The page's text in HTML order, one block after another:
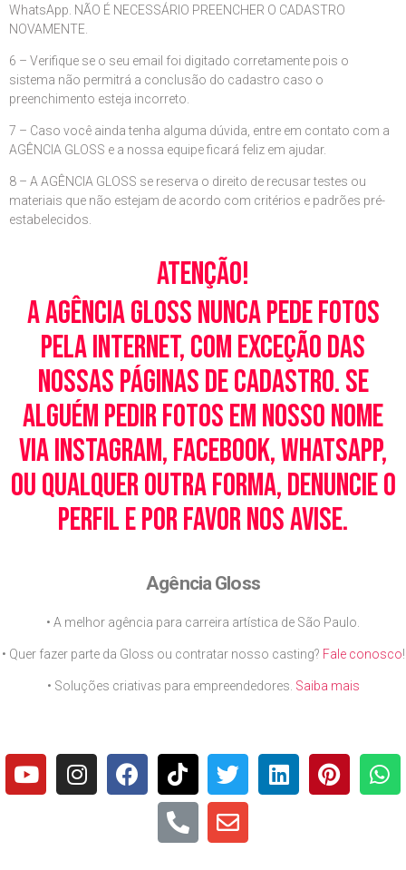
WhatsApp. NÃO É NECESSÁRIO PREENCHER O CADASTRO
NOVAMENTE.
6 – Verifique se o seu email foi digitado corretamente pois o
sistema não permitrá a conclusão do cadastro caso o
preenchimento esteja incorreto.
7 – Caso você ainda tenha alguma dúvida, entre em contato com a
AGÊNCIA GLOSS e a nossa equipe ficará feliz em ajudar.
8 – A AGÊNCIA GLOSS se reserva o direito de recusar testes ou
materiais que não estejam de acordo com critérios e padrões pré-
estabelecidos.
Atenção!
A Agência Gloss nunca pede fotos
pela Internet, com exceção das
nossas páginas de cadastro. Se
alguém pedir fotos em nosso nome
via Instagram, Facebook, WhatsApp,
ou qualquer outra forma, denuncie o
perfil e por favor nos avise.
Agência Gloss
• A melhor agência para carreira artística de São Paulo.
• Quer fazer parte da Gloss ou contratar nosso casting? Fale conosco!
• Soluções criativas para empreendedores. Saiba mais